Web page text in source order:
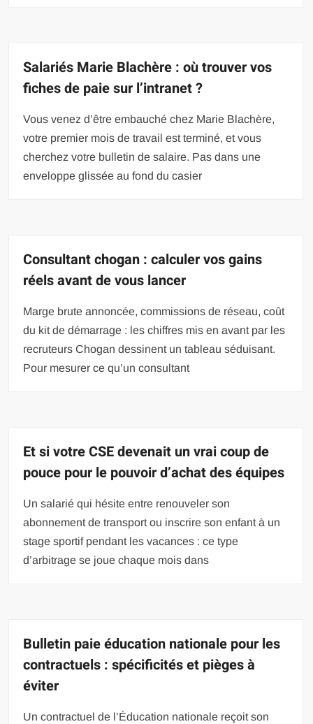
Salariés Marie Blachère : où trouver vos
fiches de paie sur l’intranet ?
Vous venez d’être embauché chez Marie Blachère,
votre premier mois de travail est terminé, et vous
cherchez votre bulletin de salaire. Pas dans une
enveloppe glissée au fond du casier
Consultant chogan : calculer vos gains
réels avant de vous lancer
Marge brute annoncée, commissions de réseau, coût
du kit de démarrage : les chiffres mis en avant par les
recruteurs Chogan dessinent un tableau séduisant.
Pour mesurer ce qu’un consultant
Et si votre CSE devenait un vrai coup de
pouce pour le pouvoir d’achat des équipes
Un salarié qui hésite entre renouveler son
abonnement de transport ou inscrire son enfant à un
stage sportif pendant les vacances : ce type
d’arbitrage se joue chaque mois dans
Bulletin paie éducation nationale pour les
contractuels : spécificités et pièges à
éviter
Un contractuel de l’Éducation nationale reçoit son